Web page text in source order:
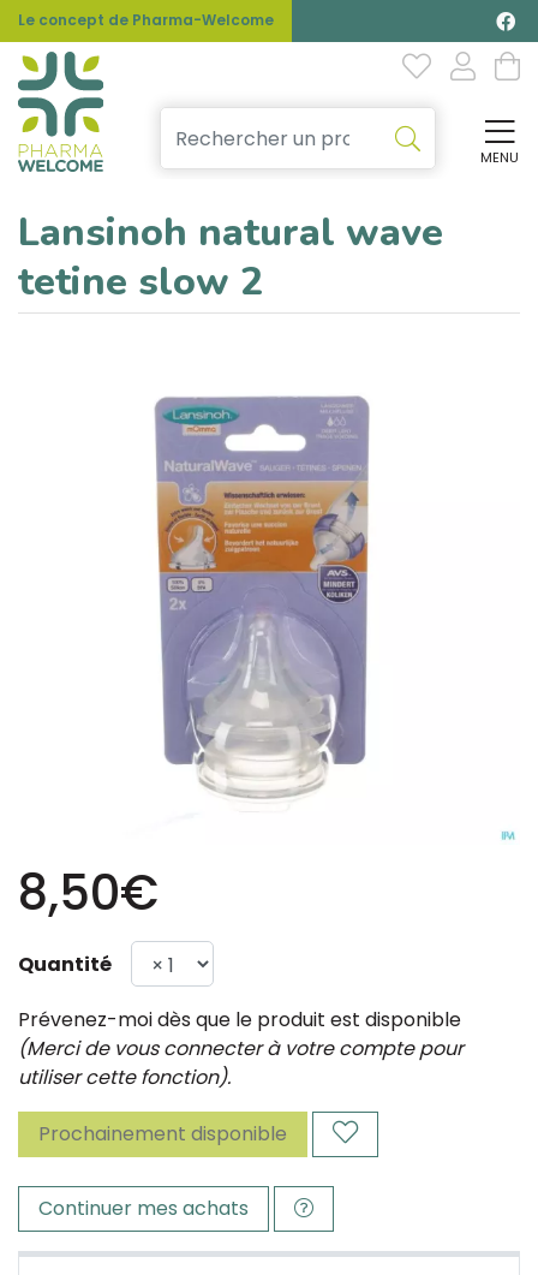
Le concept de Pharma-Welcome
MENU
Lansinoh natural wave
tetine slow 2
8,50€
Quantité
Prévenez-moi dès que le produit est disponible
(Merci de vous connecter à votre compte pour
utiliser cette fonction).
Prochainement disponible
Continuer mes achats